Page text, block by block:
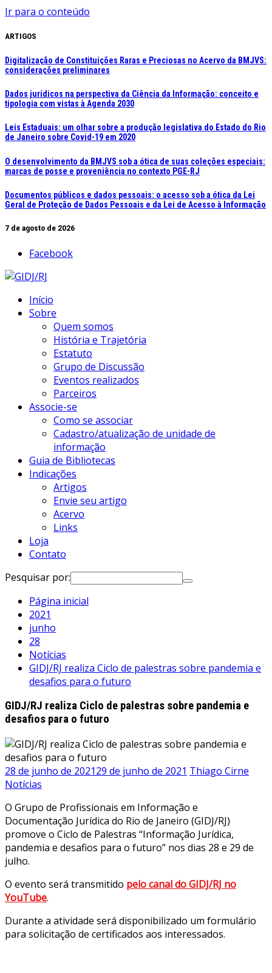
Ir para o conteúdo
ARTIGOS
Digitalização de Constituições Raras e Preciosas no Acervo da BMJVS:
considerações preliminares
Dados jurídicos na perspectiva da Ciência da Informação: conceito e
tipologia com vistas à Agenda 2030
Leis Estaduais: um olhar sobre a produção legislativa do Estado do Rio
de Janeiro sobre Covid-19 em 2020
O desenvolvimento da BMJVS sob a ótica de suas coleções especiais:
marcas de posse e proveniência no contexto PGE-RJ
Documentos públicos e dados pessoais: o acesso sob a ótica da Lei
Geral de Proteção de Dados Pessoais e da Lei de Acesso à Informação
7 de agosto de 2026
Facebook
Início
Sobre
Quem somos
História e Trajetória
Estatuto
Grupo de Discussão
Eventos realizados
Parceiros
Associe-se
Como se associar
Cadastro/atualização de unidade de
informação
Guia de Bibliotecas
Indicações
Artigos
Envie seu artigo
Acervo
Links
Loja
Contato
Pesquisar por:
Página inicial
2021
junho
28
Notícias
GIDJ/RJ realiza Ciclo de palestras sobre pandemia e
desafios para o futuro
GIDJ/RJ realiza Ciclo de palestras sobre pandemia e
desafios para o futuro
28 de junho de 202129 de junho de 2021 Thiago Cirne
Notícias
O Grupo de Profissionais em Informação e
Documentação Jurídica do Rio de Janeiro (GIDJ/RJ)
promove o Ciclo de Palestras “Informação Jurídica,
pandemia e desafios para o futuro” nos dias 28 e 29 de
julho.
O evento será transmitido pelo canal do GIDJ/RJ no
YouTube.
Durante a atividade será disponibilizado um formulário
para solicitação de certificados aos interessados.